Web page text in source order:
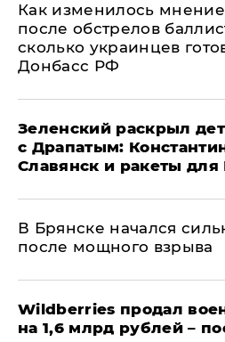
Как изменилось
после обстрелов
сколько украинцев
Донбасс РФ
​Зеленский раскрыл
с Драпатым:
Славянск и ракеты
В Брянске начался
после мощного взрыва
​Wildberries продал
на 1,6 млрд рублей –